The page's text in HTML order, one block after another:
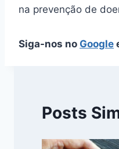
na prevenção de
Siga-nos no Google
Posts